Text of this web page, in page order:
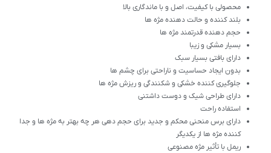
محصولی با کیفیت، اصل و با ماندگاری بالا
بلند کننده و حالت دهنده مژه ها
حجم دهنده قدرتمند مژه ها
بسیار مشکی و زیبا
دارای بافتی بسیار سبک
بدون ایجاد حساسیت و ناراحتی برای چشم ها
جلوگیری کننده خشکی و شکنندگی و ریزش مژه ها
دارای طراحی شیک و دوست داشتنی
استفاده راحت
دارای برس منحنی محکم و جدید برای حجم دهی هر چه بهتر به مژه ها و جدا
کننده مژه ها از یکدیگر
ریمل با تأثیر مژه مصنوعی